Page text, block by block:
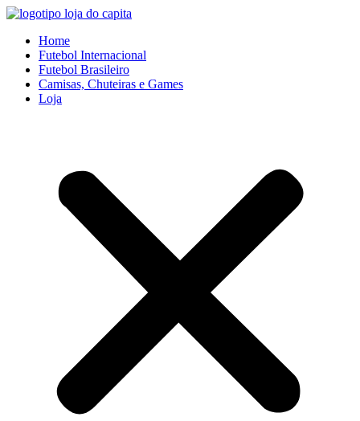
Ir
conteúdo
Home
Futebol Internacional
Futebol Brasileiro
Camisas, Chuteiras e Games
Loja